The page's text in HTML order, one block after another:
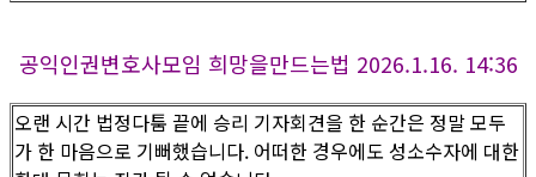
공익인권변호사모임 희망을만드는법 2026.1.16. 14:36
오랜 시간 법정다툼 끝에 승리 기자회견을 한 순간은 정말 모두
가 한 마음으로 기뻐했습니다. 어떠한 경우에도 성소수자에 대한